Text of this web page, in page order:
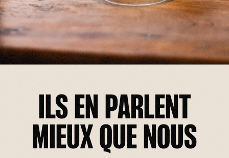
ILS EN PARLENT
MIEUX QUE NOUS